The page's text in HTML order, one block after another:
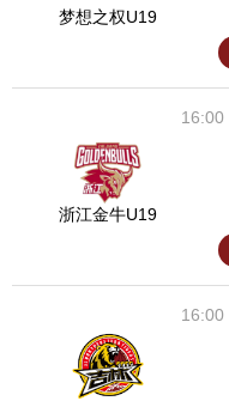
梦想之权U19
16:00
浙江金牛U19
16:00